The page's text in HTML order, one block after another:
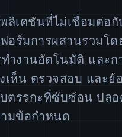
ลิเคชันที่ไม่เชื่อมต่อ
ร์มการผสานรวมโด
ำงานอัตโนมัติ และ
ห็น ตรวจสอบ และย้
ตรรกะที่ซับซ้อน ปลอ
มข้อกำหนด